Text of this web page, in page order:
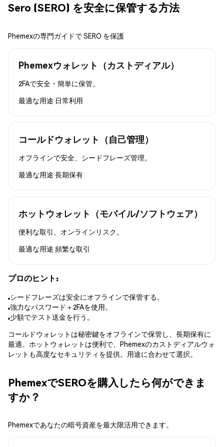
Sero (SERO) を安全に保管する方法
Phemexの専門ガイドで SERO を保護
Phemexウォレット（カストディアル）
2FAで安全・簡単に保管。
最適な用途 日常利用
コールドウォレット（自己管理）
オフラインで安全、シードフレーズ管理。
最適な用途 長期保有
ホットウォレット（モバイル/ソフトウェア）
便利な取引、オンラインリスク。
最適な用途 頻繁な取引
プロのヒント:
シードフレーズは安全にオフラインで保管する。
強力なパスワード＋2FAを使用。
少額でテスト送金を行う。
コールドウォレットは秘密鍵をオフラインで保管し、長期保有に
最適。ホットウォレットは便利で、Phemexのカストディアルウォ
レットも高度なセキュリティを提供。用途に合わせて選択。
PhemexでSEROを購入したら何ができま
すか？
Phemexであなたの暗号資産を最大限活用できます。